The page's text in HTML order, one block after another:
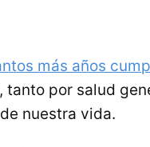
más años
por salud
nuestra vida.